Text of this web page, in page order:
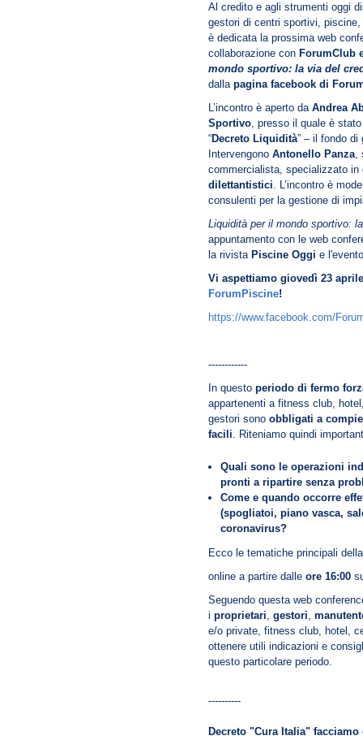
Al credito e agli strumenti oggi
gestori di centri sportivi,
è dedicata la prossima web
collaborazione con ForumClub
mondo sportivo: la via del
dalla pagina facebook di
L’incontro è aperto da Andrea
Sportivo, presso il quale è
“Decreto Liquidità” – il fondo di
Intervengono Antonello Panza,
commercialista, specializzato
dilettantistici. L’incontro è
consulenti per la gestione di
Liquidità per il mondo sportivo:
appuntamento con le web
la rivista Piscine Oggi e
Vi aspettiamo giovedì 23
ForumPiscine!
https://www.facebook.com/
------------
In questo periodo di fermo
appartenenti a fitness club,
gestori sono obbligati a
facili. Riteniamo quindi
Quali sono le operazioni
pronti a ripartire senza
Come e quando occorre
(spogliatoi, piano vasca,
coronavirus?
Ecco le tematiche principali
online a partire dalle ore 16:00
Seguendo questa web
i proprietari, gestori,
e/o private, fitness club, hotel,
ottenere utili indicazioni e
questo particolare periodo.
----------
Decreto "Cura Italia"